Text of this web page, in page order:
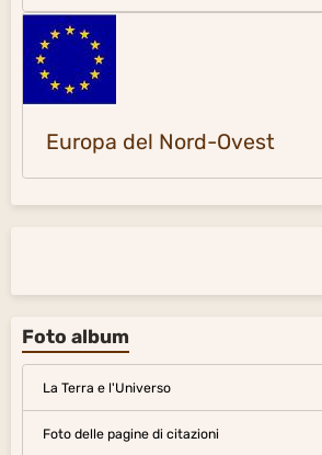
Europa del Nord-Ovest
Foto album
La Terra e l'Universo
Foto delle pagine di citazioni